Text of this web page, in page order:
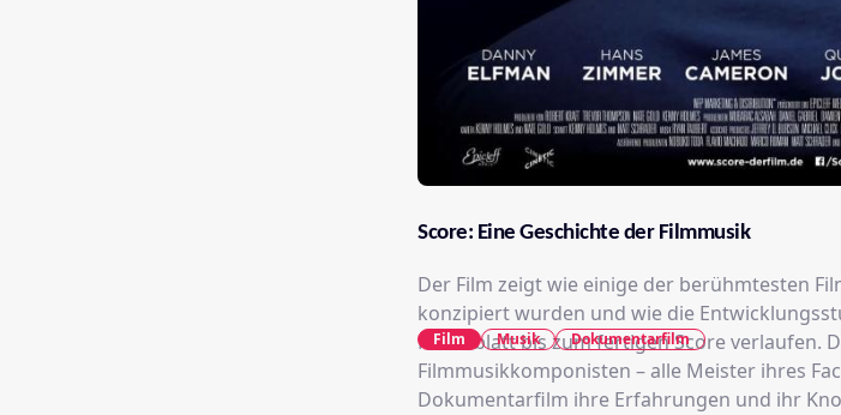
Score: Eine Geschichte der Filmmusik
Der Film zeigt wie einige der berühmtesten
konzipiert wurden und wie die
Notenblatt bis zum fertigen Score verlaufen.
Filmmusikkomponisten – alle Meister ihres
Dokumentarfilm ihre Erfahrungen und ihr
Film Musik Dokumentarfilm